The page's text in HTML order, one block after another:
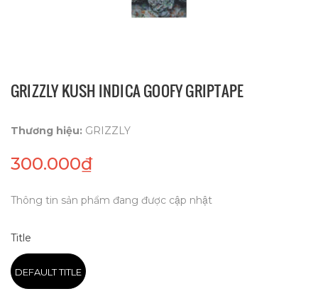
GRIZZLY KUSH INDICA GOOFY GRIPTAPE
Thương hiệu: GRIZZLY
300.000₫
Thông tin sản phẩm đang được cập nhật
Title
DEFAULT TITLE